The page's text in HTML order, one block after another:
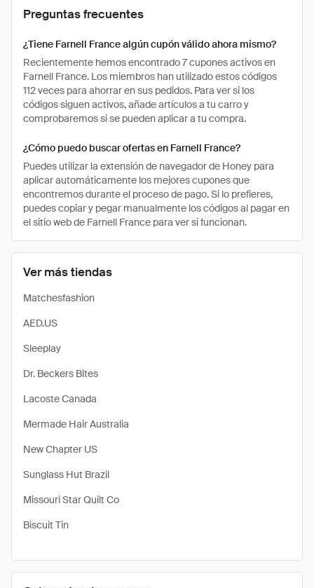
Ver más tiendas
Matchesfashion
AED.US
Sleeplay
Dr. Beckers Bites
Lacoste Canada
Mermade Hair Australia
New Chapter US
Sunglass Hut Brazil
Missouri Star Quilt Co
Biscuit Tin
Preguntas frecuentes
¿Tiene Farnell France algún cupón válido ahora mismo?
Recientemente hemos encontrado 7 cupones activos en
Farnell France. Los miembros han utilizado estos códigos
112 veces para ahorrar en sus pedidos. Para ver si los
códigos siguen activos, añade artículos a tu carro y
comprobaremos si se pueden aplicar a tu compra.
¿Cómo puedo buscar ofertas en Farnell France?
Puedes utilizar la extensión de navegador de Honey para
aplicar automáticamente los mejores cupones que
encontremos durante el proceso de pago. Si lo prefieres,
puedes copiar y pegar manualmente los códigos al pagar en
el sitio web de Farnell France para ver si funcionan.